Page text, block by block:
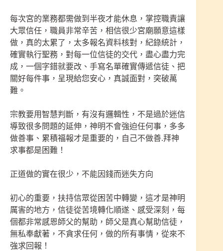
每次宮的業務都需做到半夜才能休息，掌控職責讓
大眾信任，職員非常辛苦，相信很少宮廟願意這樣
做，真的太累了，太多報名資料核對，紀錄統計，
確實執行聖務，對每一位信徒的交代，盡心盡力完
成，一個字錯就要改、手寫名單確實傳遞信徒、把
關好每件事，呈現給您安心，真誠面對，突破萬
難。
宗教要用智慧判斷，有沒有邏輯性，不是過於迷信
導致很多問題的延伸，神明不會強迫任何事，多多
做善事、累積福報才是重要的，自己不做善.拜神
求事都是困難！
正道做的實在很少，不能因錢而迷失方向
初心的重要，扶持信眾從困苦中轉變，這才是神明
厲害的地方，信徒從苦境轉化順遂、感受深刻，每
個都非常感恩師父的幫助，師父是真心幫助信徒，
無私奉獻著，不貪求任何，做的所有事情，從來不
強求回報！